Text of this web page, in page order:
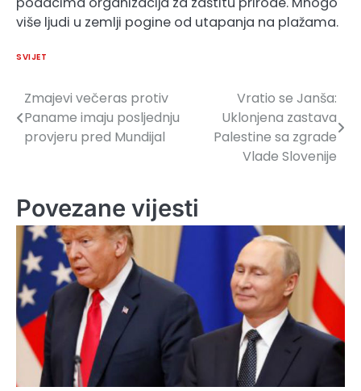
više ljudi u zemlji pogine od utapanja na plažama.
SVIJET
Navigacija
članaka
Zmajevi večeras protiv
Paname imaju posljednju
provjeru pred Mundijal
Vratio se Janša:
Uklonjena zastava
Palestine sa zgrade
Vlade Slovenije
Povezane vijesti